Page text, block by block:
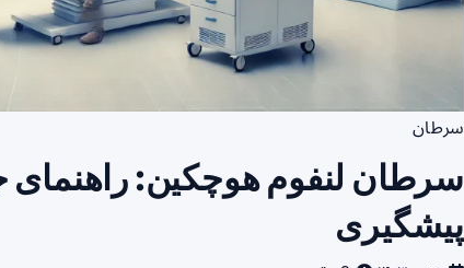
سرطان
سرطان لنفوم هوچکین: راهنمای
پیشگیری